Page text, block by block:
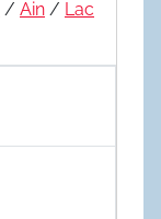
/ Ain / Lac